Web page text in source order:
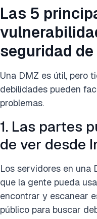
Las 5
seguridad
Una DMZ es útil, pero
debilidades pueden
problemas.
1. Las partes
de ver desde
Los servidores en una
que la gente pueda
encontrar y escanear
público para buscar